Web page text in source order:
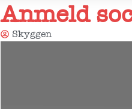
Anmeld
Skyggen